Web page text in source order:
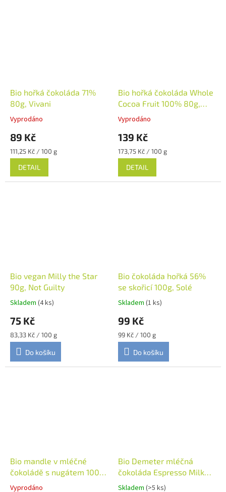
Bio hořká čokoláda 71%
80g, Vivani
Vyprodáno
89 Kč
Měrná
cena:
111,25 Kč / 100 g
DETAIL
Bio hořká čokoláda Whole
Cocoa Fruit 100% 80g,
Vivani
Vyprodáno
139 Kč
Měrná
cena:
173,75 Kč / 100 g
DETAIL
Bio vegan Milly the Star
90g, Not Guilty
Skladem (4 ks)
75 Kč
Měrná
cena:
83,33 Kč / 100 g
Do košíku
Bio čokoláda hořká 56%
se skořicí 100g, Solé
Skladem (1 ks)
99 Kč
Měrná
cena:
99 Kč / 100 g
Do košíku
Bio mandle v mléčné
čokoládě s nugátem 100g,
Rosengarten
Vyprodáno
Bio Demeter mléčná
čokoláda Espresso Milk
38% 90g, Vivani
Skladem (>5 ks)